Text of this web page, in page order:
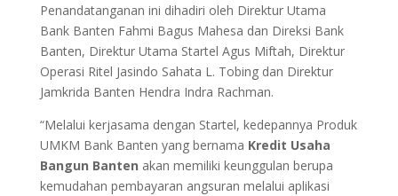
Penandatanganan ini dihadiri oleh Direktur Utama
Bank Banten Fahmi Bagus Mahesa dan Direksi Bank
Banten, Direktur Utama Startel Agus Miftah, Direktur
Operasi Ritel Jasindo Sahata L. Tobing dan Direktur
Jamkrida Banten Hendra Indra Rachman.
“Melalui kerjasama dengan Startel, kedepannya Produk
UMKM Bank Banten yang bernama Kredit Usaha
Bangun Banten akan memiliki keunggulan berupa
kemudahan pembayaran angsuran melalui aplikasi